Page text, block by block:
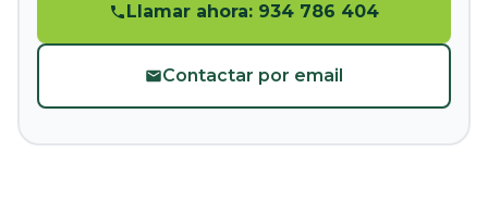
Llamar ahora: 934 786 404
Contactar por email